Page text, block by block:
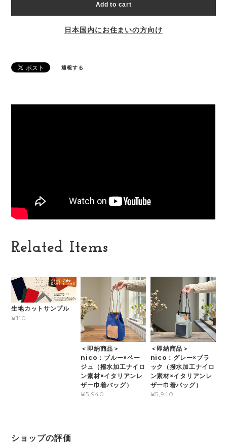
Add to cart
日本国内にお住まいの方向け
通報する
Related Items
生地カットサンプル
¥110
＜即納商品＞
nico：ブルー×ベー
ジュ（撥水加工ナイロ
ン素材×イタリアンレ
ザー巾着バッグ）
¥5,940
＜即納商品＞
nico：グレー×ブラ
ック（撥水加工ナイロ
ン素材×イタリアンレ
ザー巾着バッグ）
¥5,940
ショップの評価